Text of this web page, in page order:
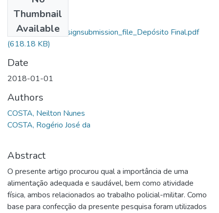
Thumbnail
Available
Neilton Nunes
Costa_14189_assignsubmission_file_Depósito Final.pdf
(618.18 KB)
Date
2018-01-01
Authors
COSTA, Neilton Nunes
COSTA, Rogério José da
Abstract
O presente artigo procurou qual a importância de uma
alimentação adequada e saudável, bem como atividade
física, ambos relacionados ao trabalho policial-militar. Como
base para confecção da presente pesquisa foram utilizados